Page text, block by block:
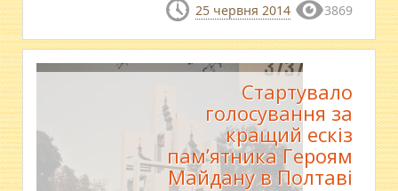
25 червня 2014 3869
Стартувало
голосування за
кращий ескіз
пам’ятника Героям
Майдану в Полтаві